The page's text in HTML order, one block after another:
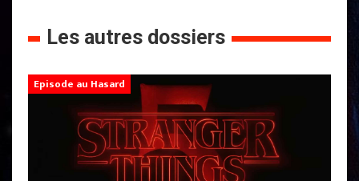
Les autres dossiers
Episode au Hasard